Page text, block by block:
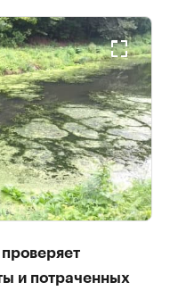
и потраченных